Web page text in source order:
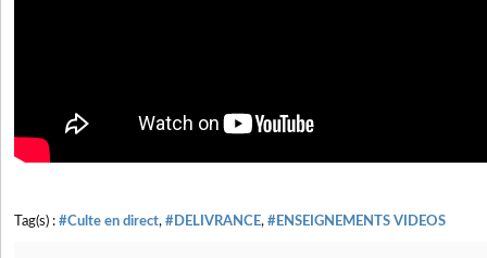
Tag(s) : #Culte en direct, #DELIVRANCE, #ENSEIGNEMENTS VIDEOS